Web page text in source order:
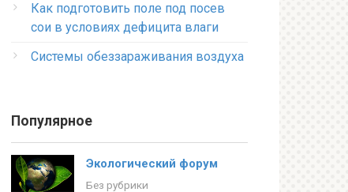
Как подготовить поле под посев
сои в условиях дефицита влаги
Системы обеззараживания воздуха
Популярное
Экологический форум
Без рубрики